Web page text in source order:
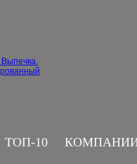
ТОП-10